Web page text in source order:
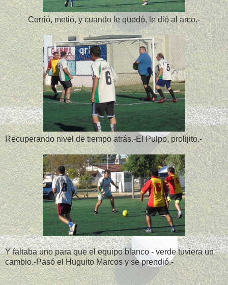
Corrió, metió, y cuando le quedó, le dió al arco.-
Recuperando nivel de tiempo atrás.-El Pulpo, prolijito.-
Y faltaba uno para que el equipo blanco - verde tuviera un
cambio.-Pasó el Huguito Marcos y se prendió.-